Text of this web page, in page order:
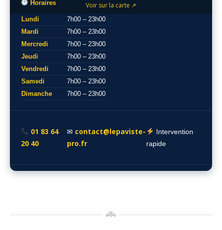
Voir sur la carte ↗
Horaires
Lundi
7h00 – 23h00
Mardi
7h00 – 23h00
Mercredi
7h00 – 23h00
Jeudi
7h00 – 23h00
Vendredi
7h00 – 23h00
Samedi
7h00 – 23h00
Dimanche
7h00 – 23h00
01 83 64
20 40
✉ contact@lepaviste-
pro.fr
Intervention
rapide